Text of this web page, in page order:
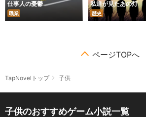
仕事人の憂鬱
職業
私達が見たあの灯
歴史
ページTOPへ
TapNovelトップ 子供
子供のおすすめゲーム小説一覧